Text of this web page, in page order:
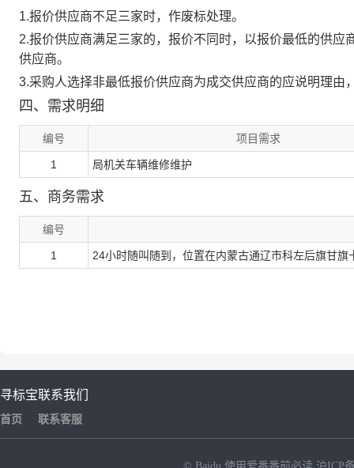
1.报价供应商不足三家时，作废标处理。
2.报价供应商满足三家的，报价不同时，以报价最低的供
供应商。
3.采购人选择非最低报价供应商为成交供应商的应说明理由
四、需求明细
编号 项目需求
1 局机关车辆维修维护
五、商务需求
编号
1 24小时随叫随到，位置在内蒙古通辽市科左后旗甘旗
寻标宝
首页
联系我们
联系客服